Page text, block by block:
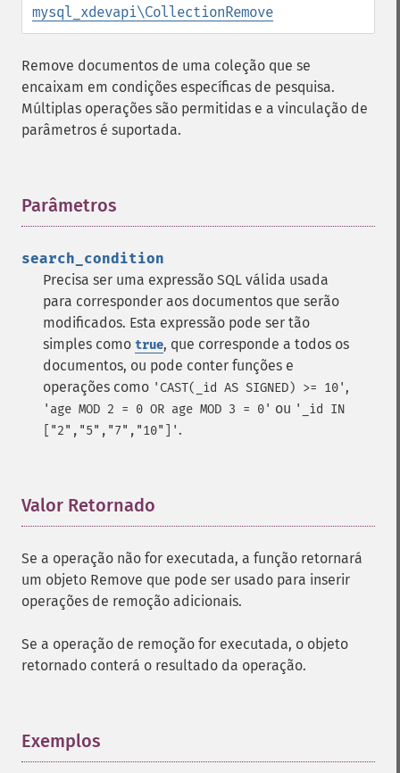
mysql_xdevapi\CollectionRemove
Remove documentos de uma coleção que se
encaixam em condições específicas de pesquisa.
Múltiplas operações são permitidas e a vinculação de
parâmetros é suportada.
Parâmetros
search_condition
Precisa ser uma expressão SQL válida usada
para corresponder aos documentos que serão
modificados. Esta expressão pode ser tão
simples como true, que corresponde a todos os
documentos, ou pode conter funções e
operações como 'CAST(_id AS SIGNED) >= 10' ,
'age MOD 2 = 0 OR age MOD 3 = 0' ou '_id IN
["2","5","7","10"]' .
Valor Retornado
Se a operação não for executada, a função retornará
um objeto Remove que pode ser usado para inserir
operações de remoção adicionais.
Se a operação de remoção for executada, o objeto
retornado conterá o resultado da operação.
Exemplos